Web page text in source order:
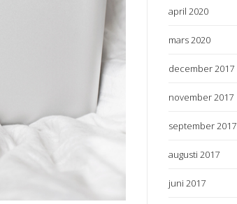
april 2020
mars 2020
december 2017
november 2017
september 2017
augusti 2017
juni 2017